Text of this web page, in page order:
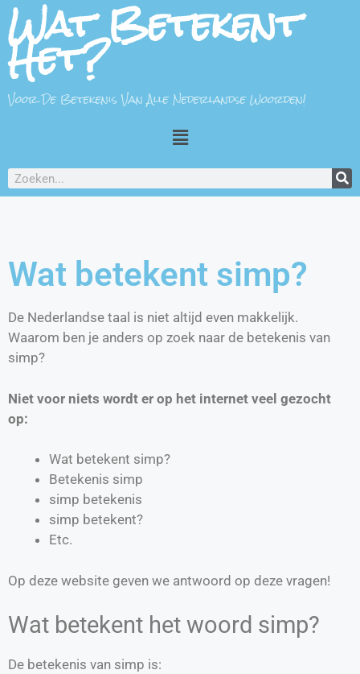
Wat Betekent
Het?
Voor De Betekenis Van Alle Nederlandse Woorden!
Wat betekent simp?
De Nederlandse taal is niet altijd even makkelijk.
Waarom ben je anders op zoek naar de betekenis van
simp?
Niet voor niets wordt er op het internet veel gezocht
op:
Wat betekent simp?
Betekenis simp
simp betekenis
simp betekent?
Etc.
Op deze website geven we antwoord op deze vragen!
Wat betekent het woord simp?
De betekenis van simp is: